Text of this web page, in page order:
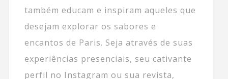
também educam e inspiram aqueles que
desejam explorar os sabores e
encantos de Paris. Seja através de suas
experiências presenciais, seu cativante
perfil no Instagram ou sua revista,